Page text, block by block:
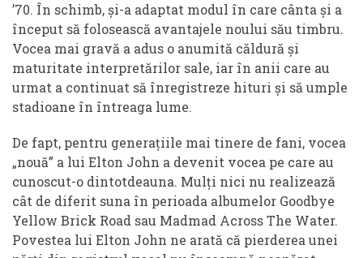
’70. În schimb, și-a adaptat modul în care cânta și a
început să folosească avantajele noului său timbru.
Vocea mai gravă a adus o anumită căldură și
maturitate interpretărilor sale, iar în anii care au
urmat a continuat să înregistreze hituri și să umple
stadioane în întreaga lume.
De fapt, pentru generațiile mai tinere de fani, vocea
„nouă” a lui Elton John a devenit vocea pe care au
cunoscut-o dintotdeauna. Mulți nici nu realizează
cât de diferit suna în perioada albumelor Goodbye
Yellow Brick Road sau Madmad Across The Water.
Povestea lui Elton John ne arată că pierderea unei